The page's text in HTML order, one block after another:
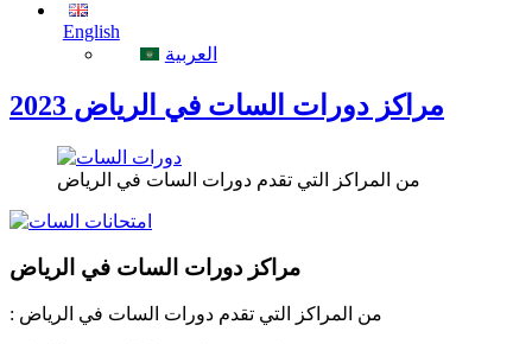
English
العربية
مراكز دورات السات في الرياض ​2023
من المراكز التي تقدم دورات السات في الرياض
مراكز دورات السات في الرياض
: من المراكز التي تقدم دورات السات في الرياض